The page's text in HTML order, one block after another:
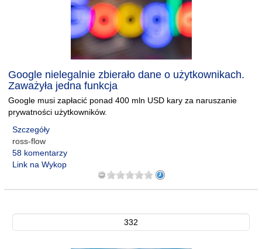
Google nielegalnie zbierało dane o użytkownikach.
Zaważyła jedna funkcja
Google musi zapłacić ponad 400 mln USD kary za naruszanie
prywatności użytkowników.
Szczegóły
ross-flow
58 komentarzy
Link na Wykop
332